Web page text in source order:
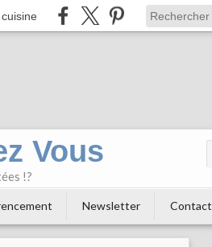
Vous
!?
Newsletter Contact